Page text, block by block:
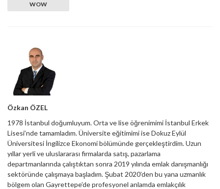
WOW
Özkan ÖZEL
1978 İstanbul doğumluyum. Orta ve lise öğrenimimi İstanbul Erkek
Lisesi’nde tamamladım. Üniversite eğitimimi ise Dokuz Eylül
Üniversitesi İngilizce Ekonomi bölümünde gerçekleştirdim. Uzun
yıllar yerli ve uluslararası firmalarda satış, pazarlama
departmanlarında çalıştıktan sonra 2019 yılında emlak danışmanlığı
sektöründe çalışmaya başladım. Şubat 2020’den bu yana uzmanlık
bölgem olan Gayrettepe’de profesyonel anlamda emlakçılık